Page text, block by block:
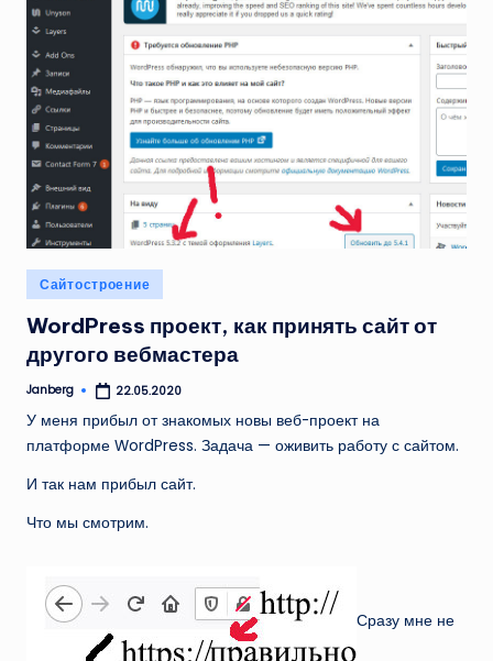
Опубликовано
в
Сайтостроение
WordPress проект, как принять сайт от
другого вебмастера
Запись
Janberg 22.05.2020
У меня прибыл от знакомых новы веб-проект на
платформе WordPress. Задача — оживить работу с сайтом.
И так нам прибыл сайт.
Что мы смотрим.
Сразу мне не